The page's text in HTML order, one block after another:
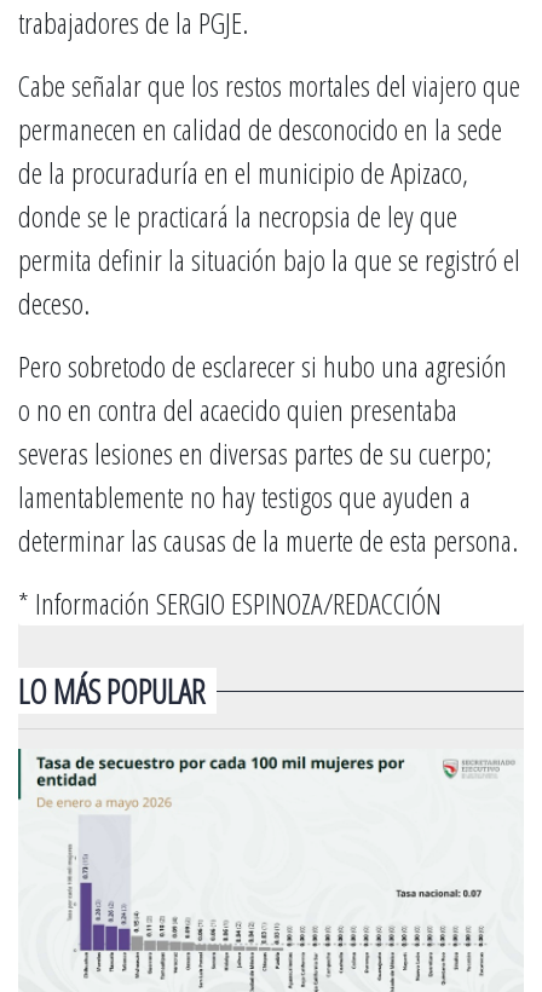
trabajadores de la PGJE.
Cabe señalar que los restos mortales del viajero que
permanecen en calidad de desconocido en la sede
de la procuraduría en el municipio de Apizaco,
donde se le practicará la necropsia de ley que
permita definir la situación bajo la que se registró el
deceso.
Pero sobretodo de esclarecer si hubo una agresión
o no en contra del acaecido quien presentaba
severas lesiones en diversas partes de su cuerpo;
lamentablemente no hay testigos que ayuden a
determinar las causas de la muerte de esta persona.
* Información SERGIO ESPINOZA/REDACCIÓN
LO MÁS POPULAR